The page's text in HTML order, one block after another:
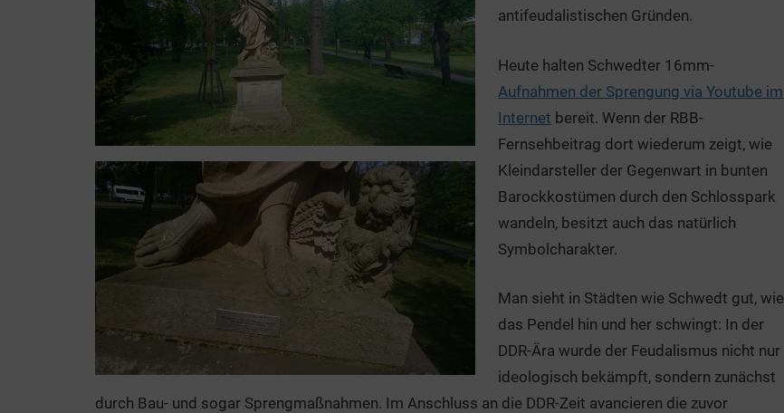
antifeudalistischen Gründen.
Heute halten Schwedter 16mm-
Aufnahmen der Sprengung via Youtube im
Internet bereit. Wenn der RBB-
Fernsehbeitrag dort wiederum zeigt, wie
Kleindarsteller der Gegenwart in bunten
Barockkostümen durch den Schlosspark
wandeln, besitzt auch das natürlich
Symbolcharakter.
Man sieht in Städten wie Schwedt gut, wie
das Pendel hin und her schwingt: In der
DDR-Ära wurde der Feudalismus nicht nur
ideologisch bekämpft, sondern zunächst
durch Bau- und sogar Sprengmaßnahmen. Im Anschluss an die DDR-Zeit avancieren die zuvor